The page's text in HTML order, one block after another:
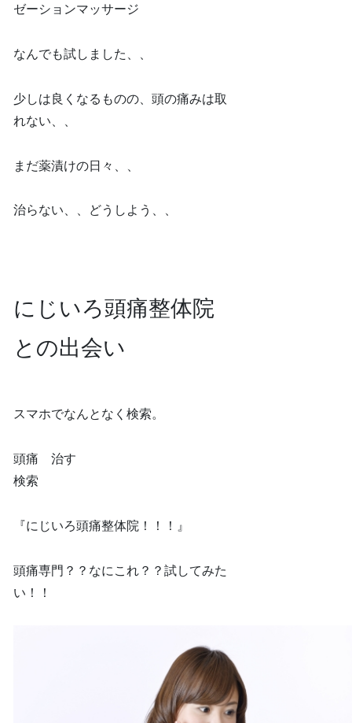
ゼーションマッサージ
なんでも試しました、、
少しは良くなるものの、頭の痛みは取
れない、、
まだ薬漬けの日々、、
治らない、、どうしよう、、
にじいろ頭痛整体院
との出会い
スマホでなんとなく検索。
頭痛 治す
検索
『にじいろ頭痛整体院！！！』
頭痛専門？？なにこれ？？試してみた
い！！